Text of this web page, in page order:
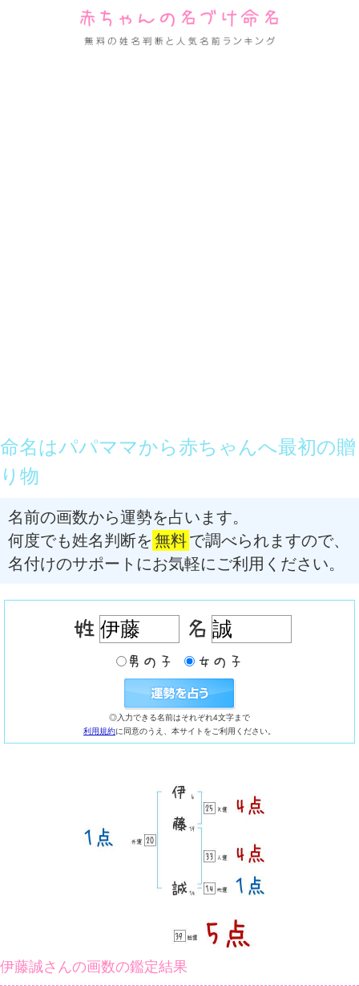
命名はパパママから赤ちゃんへ最初の贈
り物
名前の画数から運勢を占います。
何度でも姓名判断を 無料で調べられますので、
名付けのサポートにお気軽にご利用ください。
◎入力できる名前はそれぞれ4文字まで
利用規約に同意のうえ、本サイトをご利用ください。
伊藤誠さんの画数の鑑定結果